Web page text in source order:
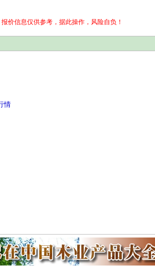
报价信息仅供参考，据此操作，风险自负！
情